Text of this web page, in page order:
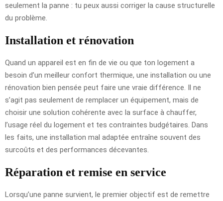
seulement la panne : tu peux aussi corriger la cause structurelle
du problème.
Installation et rénovation
Quand un appareil est en fin de vie ou que ton logement a
besoin d’un meilleur confort thermique, une installation ou une
rénovation bien pensée peut faire une vraie différence. Il ne
s’agit pas seulement de remplacer un équipement, mais de
choisir une solution cohérente avec la surface à chauffer,
l’usage réel du logement et tes contraintes budgétaires. Dans
les faits, une installation mal adaptée entraîne souvent des
surcoûts et des performances décevantes.
Réparation et remise en service
Lorsqu’une panne survient, le premier objectif est de remettre